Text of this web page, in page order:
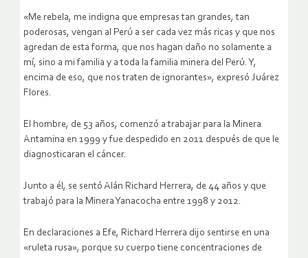
«Me rebela, me indigna que empresas tan grandes, tan
poderosas, vengan al Perú a ser cada vez más ricas y que nos
agredan de esta forma, que nos hagan daño no solamente a
mí, sino a mi familia y a toda la familia minera del Perú. Y,
encima de eso, que nos traten de ignorantes», expresó Juárez
Flores.
El hombre, de 53 años, comenzó a trabajar para la Minera
Antamina en 1999 y fue despedido en 2011 después de que le
diagnosticaran el cáncer.
Junto a él, se sentó Alán Richard Herrera, de 44 años y que
trabajó para la Minera Yanacocha entre 1998 y 2012.
En declaraciones a Efe, Richard Herrera dijo sentirse en una
«ruleta rusa», porque su cuerpo tiene concentraciones de